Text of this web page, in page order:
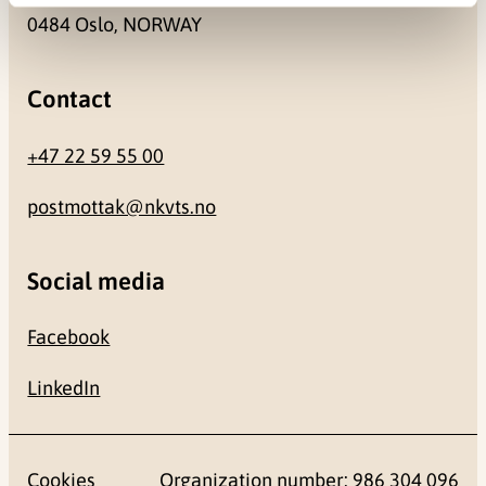
0484 Oslo, NORWAY
Contact
+47 22 59 55 00
postmottak@nkvts.no
Social media
Facebook
LinkedIn
Cookies Organization number: 986 304 096